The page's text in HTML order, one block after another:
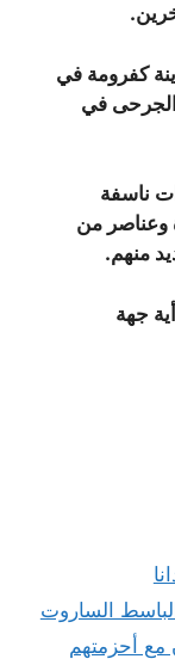
كفرومة في
في
ناسفة
وعناصر من
منهم.
جهة
الساروت
مع أحزمتهم